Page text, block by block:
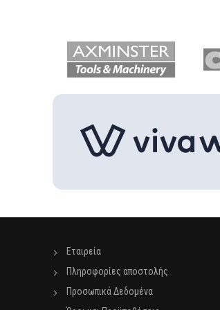
Εταιρεία
Πληροφορίες αποστολής
Προσωπικά Δεδομένα